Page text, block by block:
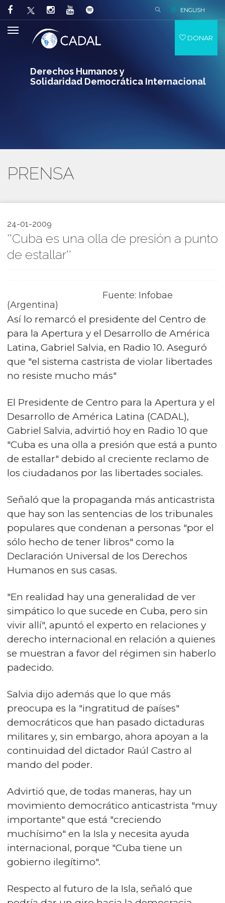
Derechos Humanos y
Solidaridad Democrática Internacional
ENGLISH
DONAR
PRENSA
24-01-2009
''Cuba es una olla de presión a punto
de estallar''
Fuente: Infobae
(Argentina)
Así lo remarcó el presidente del Centro de
para la Apertura y el Desarrollo de América
Latina, Gabriel Salvia, en Radio 10. Aseguró
que "el sistema castrista de violar libertades
no resiste mucho más"
El Presidente de Centro para la Apertura y el
Desarrollo de América Latina (CADAL),
Gabriel Salvia, advirtió hoy en Radio 10 que
"Cuba es una olla a presión que está a punto
de estallar" debido al creciente reclamo de
los ciudadanos por las libertades sociales.
Señaló que la propaganda más anticastrista
que hay son las sentencias de los tribunales
populares que condenan a personas "por el
sólo hecho de tener libros" como la
Declaración Universal de los Derechos
Humanos en sus casas.
"En realidad hay una generalidad de ver
simpático lo que sucede en Cuba, pero sin
vivir allí", apuntó el experto en relaciones y
derecho internacional en relación a quienes
se muestran a favor del régimen sin haberlo
padecido.
Salvia dijo además que lo que más
preocupa es la "ingratitud de países"
democráticos que han pasado dictaduras
militares y, sin embargo, ahora apoyan a la
continuidad del dictador Raúl Castro al
mando del poder.
Advirtió que, de todas maneras, hay un
movimiento democrático anticastrista "muy
importante" que está "creciendo
muchísimo" en la Isla y necesita ayuda
internacional, porque "Cuba tiene un
gobierno ilegítimo".
Respecto al futuro de la Isla, señaló que